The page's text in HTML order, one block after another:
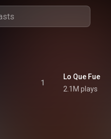
1
Lo Que Fue
2.1M plays